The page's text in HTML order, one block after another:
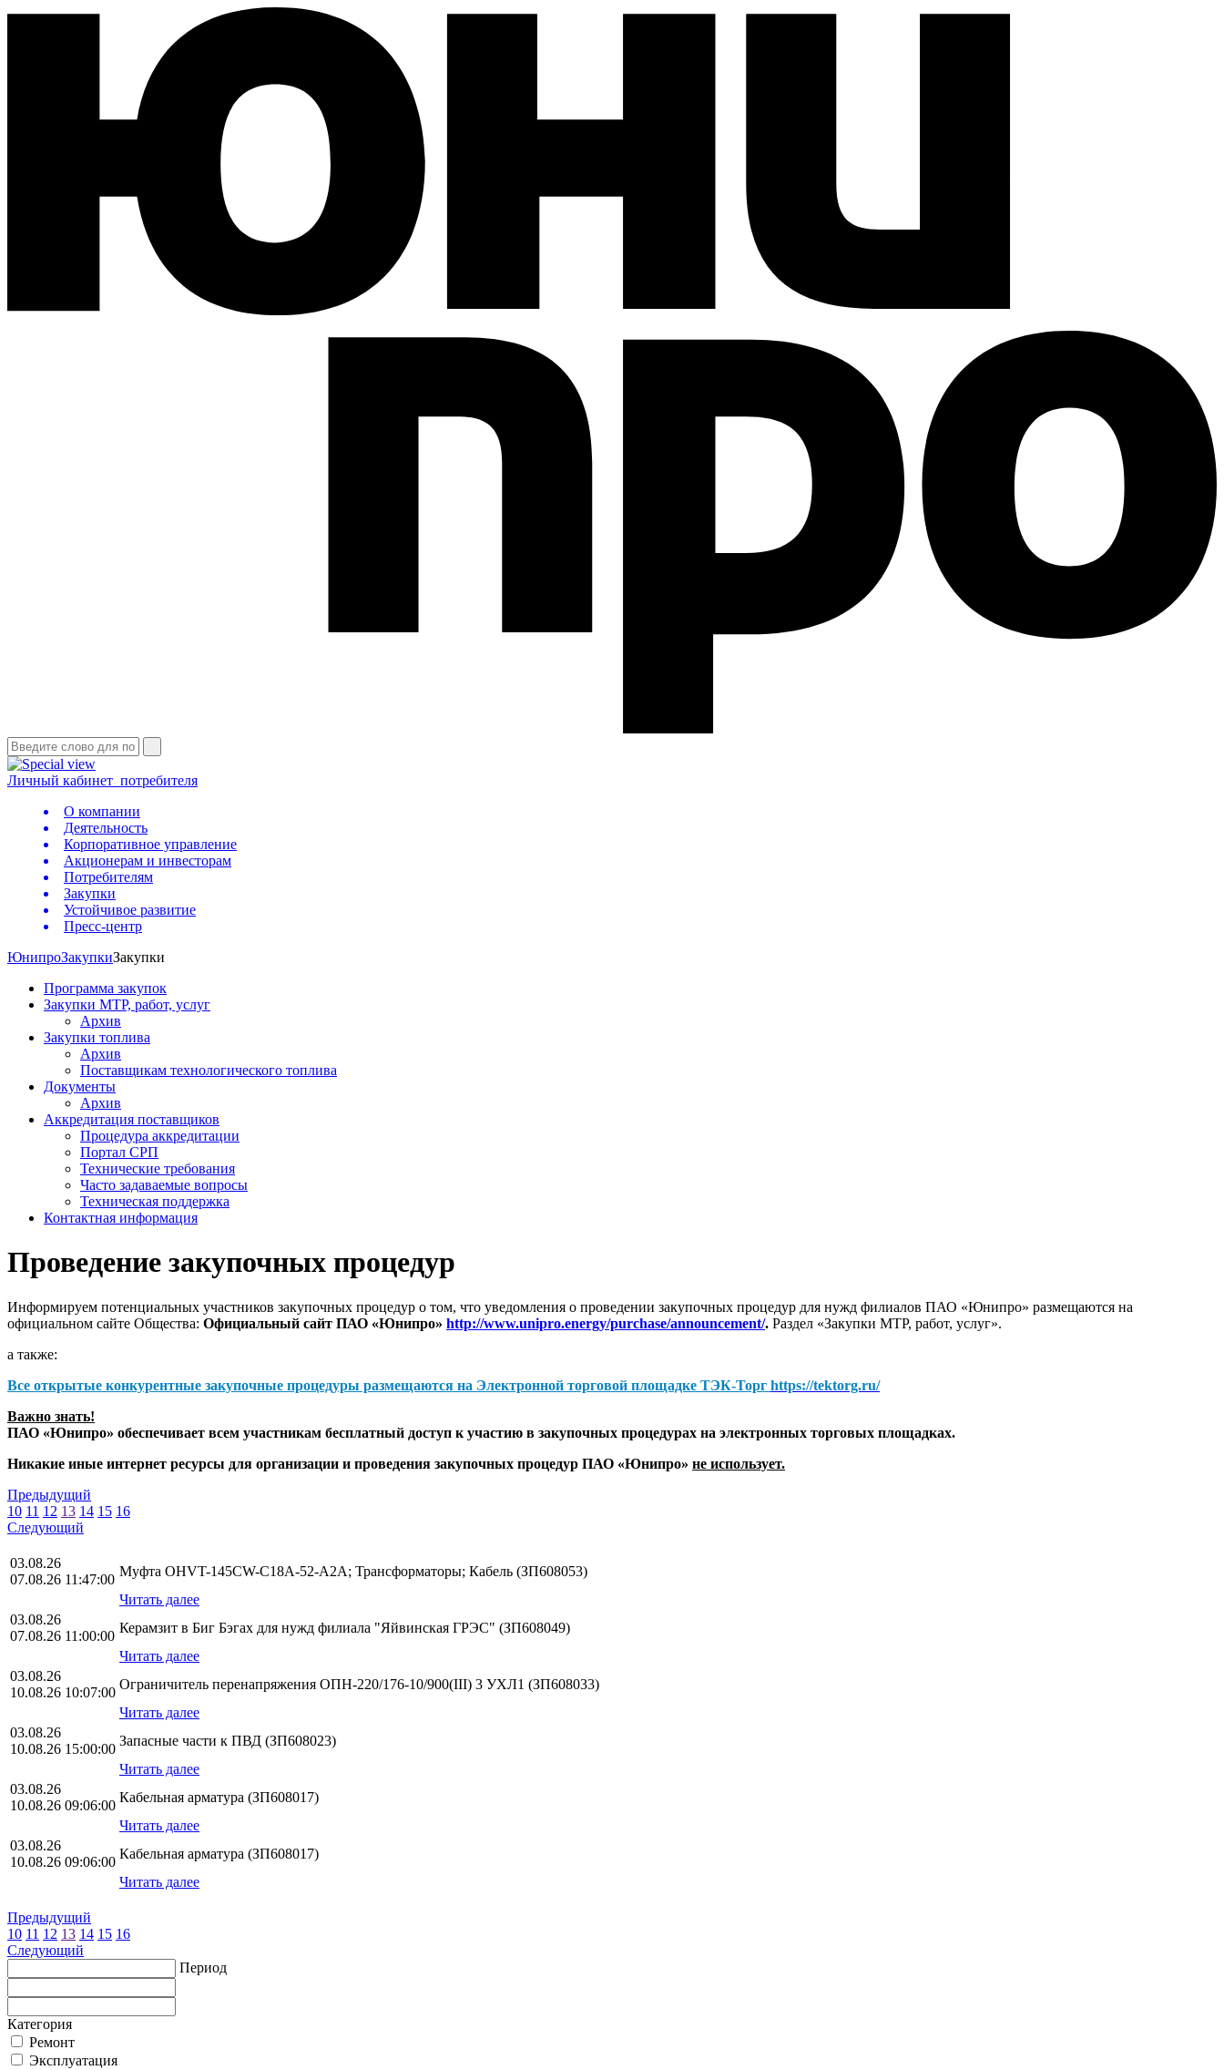
Личный кабинет потребителя
О компании
Деятельность
Корпоративное управление
Акционерам и инвесторам
Потребителям
Закупки
Устойчивое развитие
Пресс-центр
ЮнипроЗакупкиЗакупки
Программа закупок
Закупки МТР, работ, услуг
Архив
Закупки топлива
Архив
Поставщикам технологического топлива
Документы
Архив
Аккредитация поставщиков
Процедура аккредитации
Портал СРП
Технические требования
Часто задаваемые вопросы
Техническая поддержка
Контактная информация
Проведение закупочных процедур
Информируем потенциальных участников закупочных процедур о том, что уведомления о проведении закупочных процедур для нужд филиалов ПАО «Юнипро» размещаются на
официальном сайте Общества: Официальный сайт ПАО «Юнипро» http://www.unipro.energy/purchase/announcement/. Раздел «Закупки МТР, работ, услуг».
а также:
Все открытые конкурентные закупочные процедуры размещаются на Электронной торговой площадке ТЭК-Торг https://tektorg.ru/
Важно знать!
ПАО «Юнипро» обеспечивает всем участникам бесплатный доступ к участию в закупочных процедурах на электронных торговых площадках.
Никакие иные интернет ресурсы для организации и проведения закупочных процедур ПАО «Юнипро» не использует.
Предыдущий
10 11 12 13 14 15 16
Следующий
03.08.26
07.08.26 11:47:00
Муфта OHVT-145CW-C18A-52-A2A; Трансформаторы; Кабель (ЗП608053)
Читать далее
03.08.26
07.08.26 11:00:00
Керамзит в Биг Бэгах для нужд филиала "Яйвинская ГРЭС" (ЗП608049)
Читать далее
03.08.26
10.08.26 10:07:00
Ограничитель перенапряжения ОПН-220/176-10/900(III) 3 УХЛ1 (ЗП608033)
Читать далее
03.08.26
10.08.26 15:00:00
Запасные части к ПВД (ЗП608023)
Читать далее
03.08.26
10.08.26 09:06:00
Кабельная арматура (ЗП608017)
Читать далее
03.08.26
10.08.26 09:06:00
Кабельная арматура (ЗП608017)
Читать далее
Предыдущий
10 11 12 13 14 15 16
Следующий
Период
Категория
Ремонт
Эксплуатация